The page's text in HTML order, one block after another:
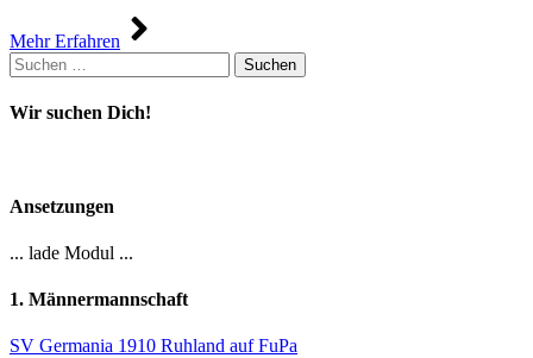
Mehr Erfahren
Suchen
nach:
Wir suchen Dich!
Ansetzungen
... lade Modul ...
1. Männermannschaft
SV Germania 1910 Ruhland auf FuPa